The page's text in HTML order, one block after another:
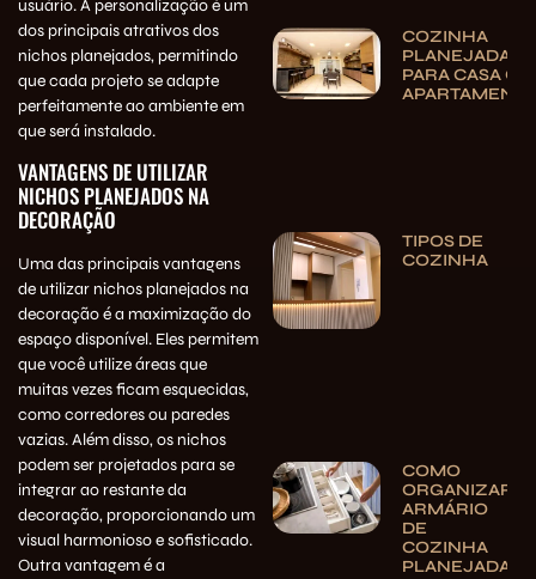
usuário. A personalização é um
dos principais atrativos dos
nichos planejados, permitindo
que cada projeto se adapte
perfeitamente ao ambiente em
que será instalado.
VANTAGENS DE UTILIZAR
NICHOS PLANEJADOS NA
DECORAÇÃO
Uma das principais vantagens
de utilizar nichos planejados na
decoração é a maximização do
espaço disponível. Eles permitem
que você utilize áreas que
muitas vezes ficam esquecidas,
como corredores ou paredes
vazias. Além disso, os nichos
podem ser projetados para se
integrar ao restante da
decoração, proporcionando um
visual harmonioso e sofisticado.
Outra vantagem é a
COZINHA
PLANEJADA
PARA CASA OU
TIPOS DE
COZINHA
COMO
ORGANIZAR
ARMÁRIO
DE
COZINHA
PLANEJADA